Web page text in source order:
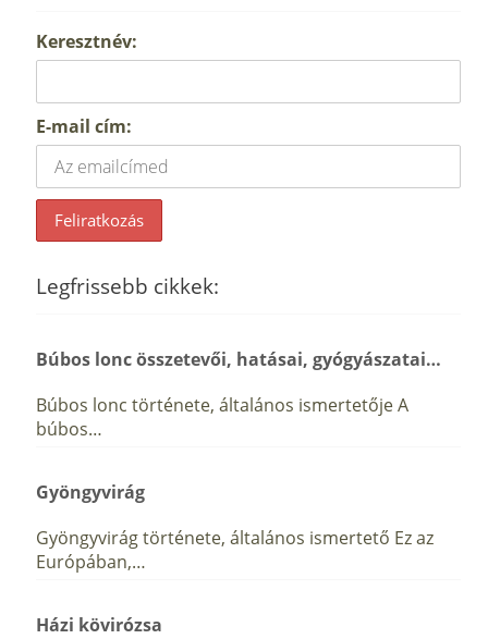
Keresztnév:
E-mail cím:
Legfrissebb cikkek:
Búbos lonc összetevői, hatásai, gyógyászatai…
Búbos lonc története, általános ismertetője A
búbos…
Gyöngyvirág
Gyöngyvirág története, általános ismertető Ez az
Európában,…
Házi kövirózsa